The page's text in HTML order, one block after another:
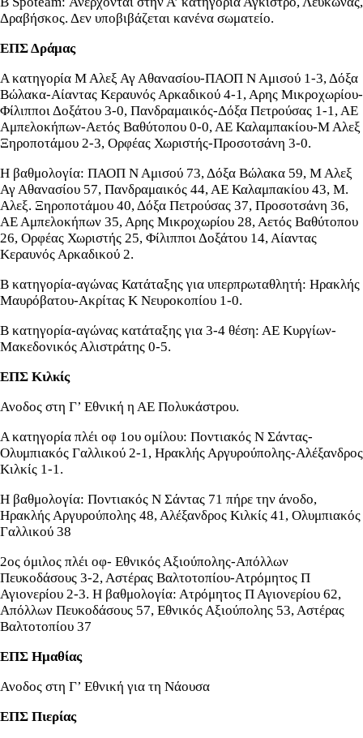
Δραβήσκος. Δεν υποβιβάζεται κανένα σωματείο.
ΕΠΣ Δράμας
Α κατηγορία Μ Αλεξ Αγ Αθανασίου-ΠΑΟΠ Ν Αμισού 1-3, Δόξα
Βώλακα-Αίαντας Κεραυνός Αρκαδικού 4-1, Αρης Μικροχωρίου-
Φίλιπποι Δοξάτου 3-0, Πανδραμαικός-Δόξα Πετρούσας 1-1, ΑΕ
Αμπελοκήπων-Αετός Βαθύτοπου 0-0, ΑΕ Καλαμπακίου-Μ Αλεξ
Ξηροποτάμου 2-3, Ορφέας Χωριστής-Προσοτσάνη 3-0.
Η βαθμολογία: ΠΑΟΠ Ν Αμισού 73, Δόξα Βώλακα 59, Μ Αλεξ
Αγ Αθανασίου 57, Πανδραμαικός 44, ΑΕ Καλαμπακίου 43, Μ.
Αλεξ. Ξηροποτάμου 40, Δόξα Πετρούσας 37, Προσοτσάνη 36,
ΑΕ Αμπελοκήπων 35, Αρης Μικροχωρίου 28, Αετός Βαθύτοπου
26, Ορφέας Χωριστής 25, Φίλιπποι Δοξάτου 14, Αίαντας
Κεραυνός Αρκαδικού 2.
Β κατηγορία-αγώνας Κατάταξης για υπερπρωταθλητή: Ηρακλής
Μαυρόβατου-Ακρίτας Κ Νευροκοπίου 1-0.
Β κατηγορία-αγώνας κατάταξης για 3-4 θέση: ΑΕ Κυργίων-
Μακεδονικός Αλιστράτης 0-5.
ΕΠΣ Κιλκίς
Ανοδος στη Γ’ Εθνική η ΑΕ Πολυκάστρου.
Α κατηγορία πλέι οφ 1ου ομίλου: Ποντιακός Ν Σάντας-
Ολυμπιακός Γαλλικού 2-1, Ηρακλής Αργυρούπολης-Αλέξανδρος
Κιλκίς 1-1.
Η βαθμολογία: Ποντιακός Ν Σάντας 71 πήρε την άνοδο,
Ηρακλής Αργυρούπολης 48, Αλέξανδρος Κιλκίς 41, Ολυμπιακός
Γαλλικού 38
2ος όμιλος πλέι οφ- Εθνικός Αξιούπολης-Απόλλων
Πευκοδάσους 3-2, Αστέρας Βαλτοτοπίου-Ατρόμητος Π
Αγιονερίου 2-3. Η βαθμολογία: Ατρόμητος Π Αγιονερίου 62,
Απόλλων Πευκοδάσους 57, Εθνικός Αξιούπολης 53, Αστέρας
Βαλτοτοπίου 37
ΕΠΣ Ημαθίας
Ανοδος στη Γ’ Εθνική για τη Νάουσα
ΕΠΣ Πιερίας